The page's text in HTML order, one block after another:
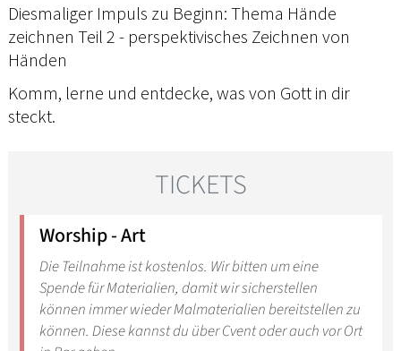
Diesmaliger Impuls zu Beginn: Thema Hände
zeichnen Teil 2 - perspektivisches Zeichnen von
Händen
Komm, lerne und entdecke, was von Gott in dir
steckt.